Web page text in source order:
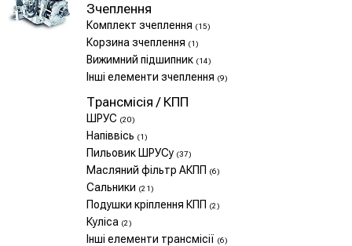
Зчеплення
Комплект зчеплення (15)
Корзина зчеплення (1)
Вижимний підшипник (14)
Інші елементи зчеплення (9)
Трансмісія / КПП
ШРУС (20)
Напіввісь (1)
Пильовик ШРУСу (37)
Масляний фільтр АКПП (6)
Сальники (21)
Подушки кріплення КПП (2)
Куліса (2)
Інші елементи трансмісії (6)